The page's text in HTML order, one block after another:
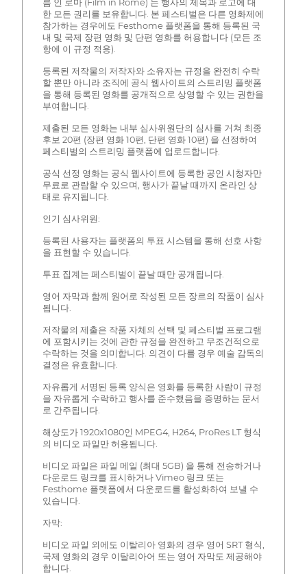
름 인 로마 (Film in Rome) 는 행사의 제목과 로고에 대
한 모든 권리를 보유합니다. 본 페스티벌은 다른 영화제에
참가하는 경우에도 Festhome 플랫폼을 통해 등록된 국
내 및 국제 장편 영화 및 단편 영화를 허용합니다 (모든 조
항에 이 규정 적용).
등록된 저작물의 저작자와 소유자는 규정을 완전히 수락
할 뿐만 아니라 조직에 공식 웹사이트의 스트리밍 플랫폼
을 통해 등록된 영화를 공개적으로 상영할 수 있는 권한을
부여합니다.
제출된 모든 영화는 내부 심사위원단의 심사를 거쳐 최종
후보 20편 (장편 영화 10편, 단편 영화 10편) 을 선정하여
페스티벌의 스트리밍 플랫폼에 업로드합니다.
공식 선정 영화는 공식 웹사이트에 등록한 공인 시청자만
무료로 관람할 수 있으며, 행사가 끝날 때까지 온라인 상
태로 유지됩니다.
인기 심사위원:
등록된 사용자는 플랫폼의 투표 시스템을 통해 선호 사항
을 표현할 수 있습니다.
투표 집계는 페스티벌이 끝날 때만 공개됩니다.
영어 자막과 함께 원어로 작성된 모든 장르의 작품이 심사
됩니다.
저작물의 제출은 작품 자체의 선택 및 페스티벌 프로그램
에 포함시키는 것에 관한 규정을 완전하고 무조건적으로
수락하는 것을 의미합니다. 의견이 다를 경우 예술 감독의
결정은 유효합니다.
자유롭게 서명된 등록 양식은 영화를 등록한 사람이 규정
을 자유롭게 수락하고 행사를 준수했음을 증명하는 문서
로 간주됩니다.
해상도가 1920x1080인 MPEG4, H264, ProRes LT 형식
의 비디오 파일만 허용됩니다.
비디오 파일은 파일 메일 (최대 5GB) 을 통해 전송하거나
다운로드 링크를 표시하거나 Vimeo 링크 또는
Festhome 플랫폼에서 다운로드를 활성화하여 보낼 수
있습니다.
자막:
비디오 파일 외에도 이탈리아 영화의 경우 영어 SRT 형식,
국제 영화의 경우 이탈리아어 또는 영어 자막도 제공해야
합니다.